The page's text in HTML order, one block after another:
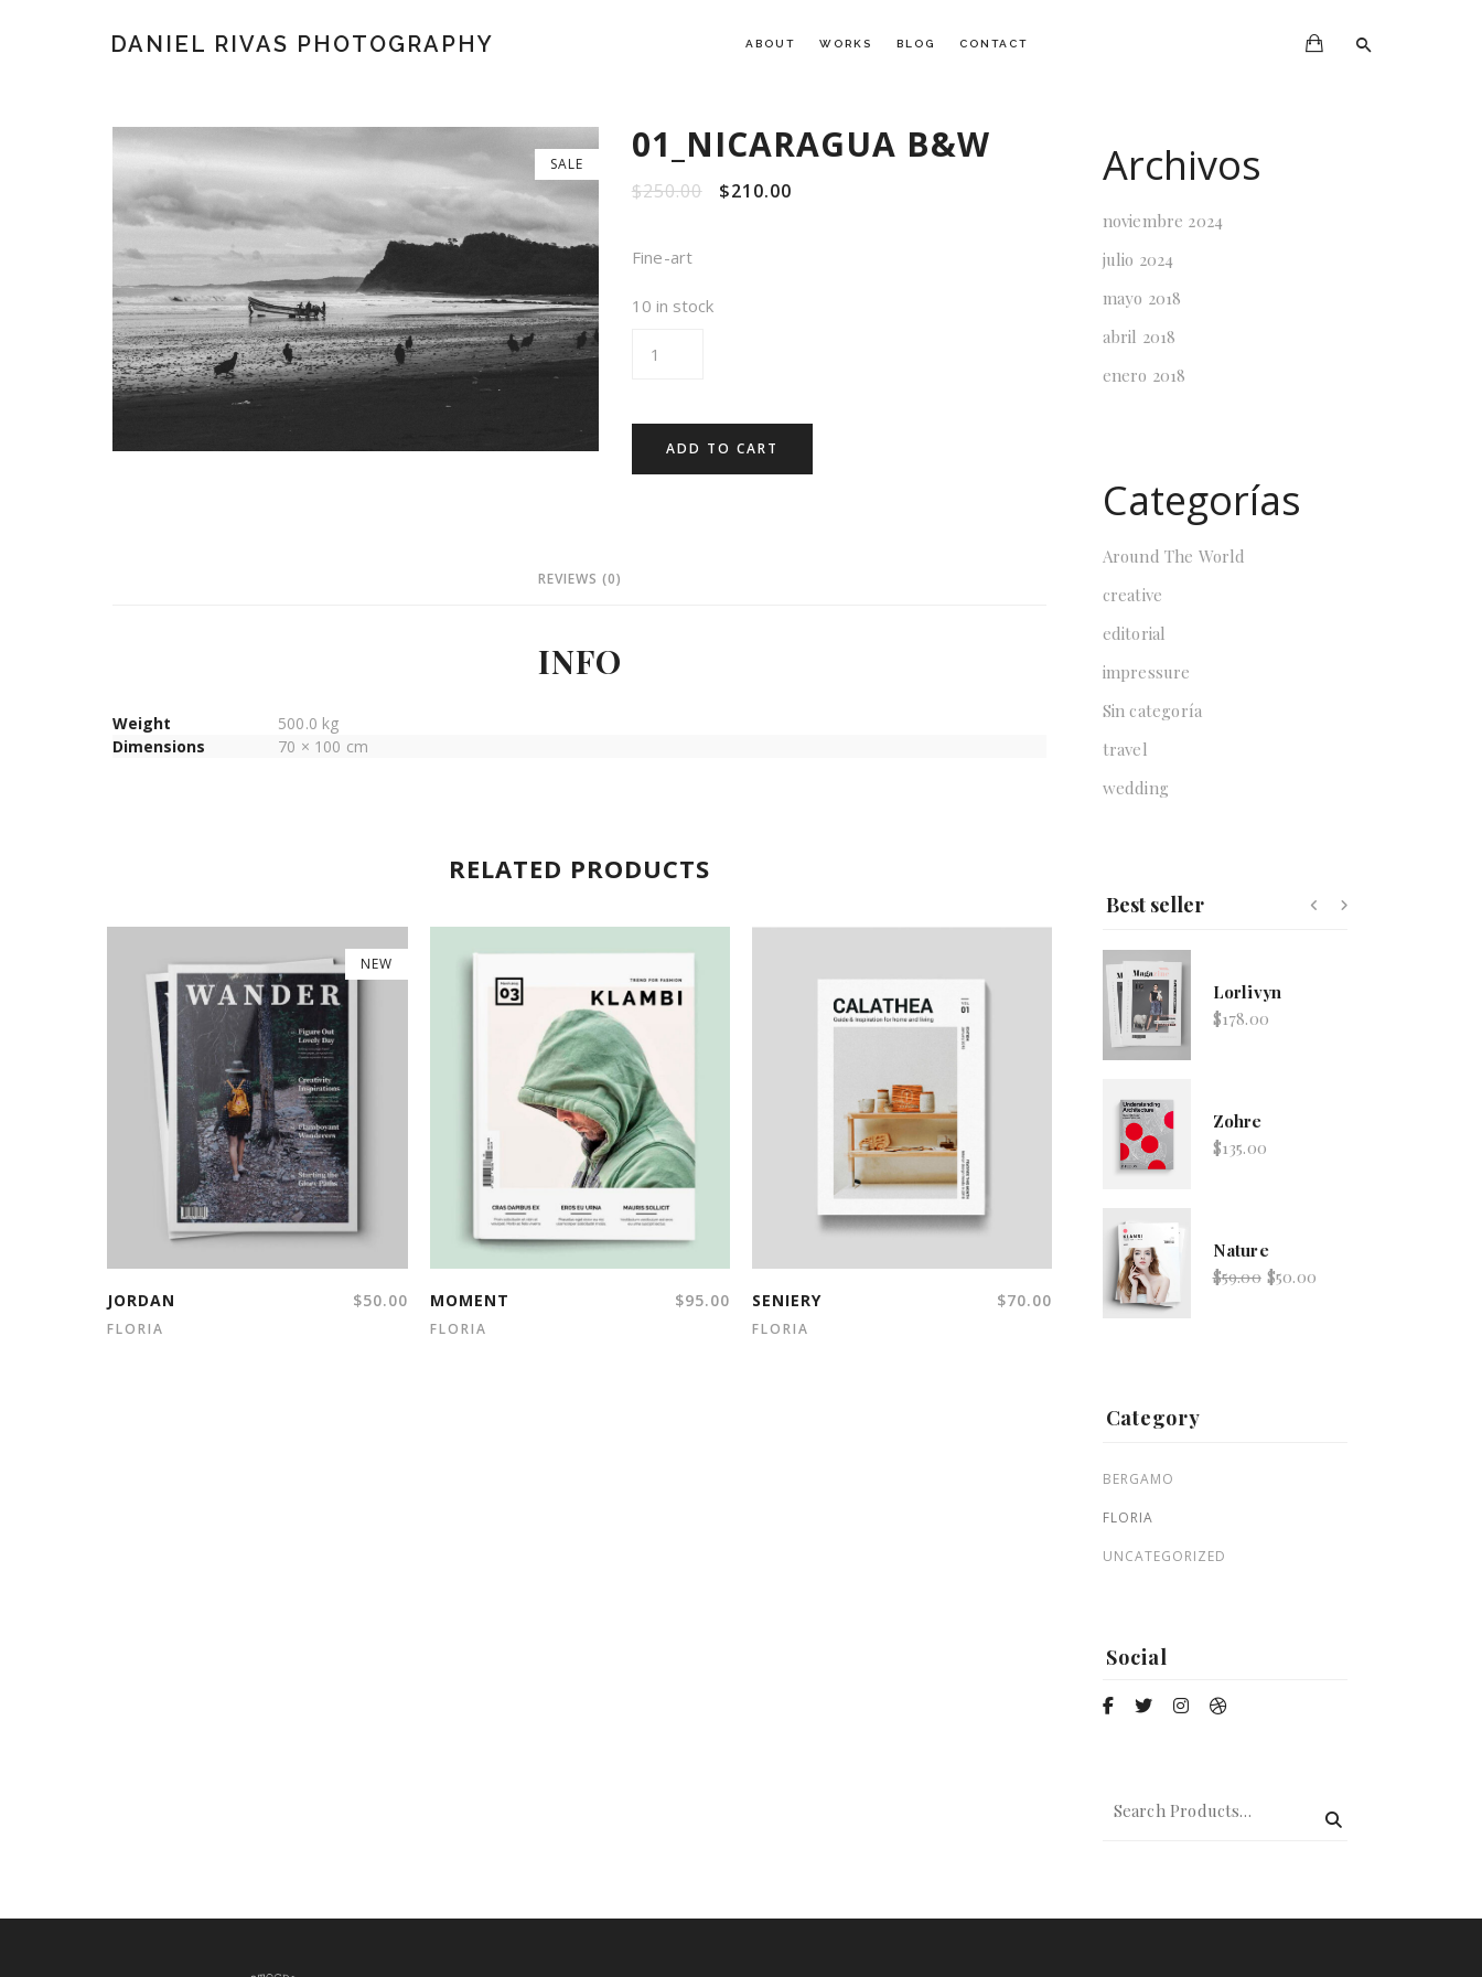
DANIEL RIVAS PHOTOGRAPHY ABOUT WORKS BLOG CONTACT
SALE 01_NICARAGUA B&W
$250.00 $210.00
Fine-art
10 in stock
ADD TO CART
REVIEWS (0)
INFO
Weight
500.0 kg
Dimensions
70 × 100 cm
RELATED PRODUCTS
NEW
JORDAN $50.00
FLORIA
MOMENT $95.00
FLORIA
SENIERY $70.00
FLORIA
Archivos
noviembre 2024
julio 2024
mayo 2018
abril 2018
enero 2018
Categorías
Around The World
creative
editorial
impressure
Sin categoría
travel
wedding
Best seller
Lorlivyn
$178.00
Zohre
$135.00
Nature
$59.00 $50.00
Category
BERGAMO
FLORIA
UNCATEGORIZED
Social